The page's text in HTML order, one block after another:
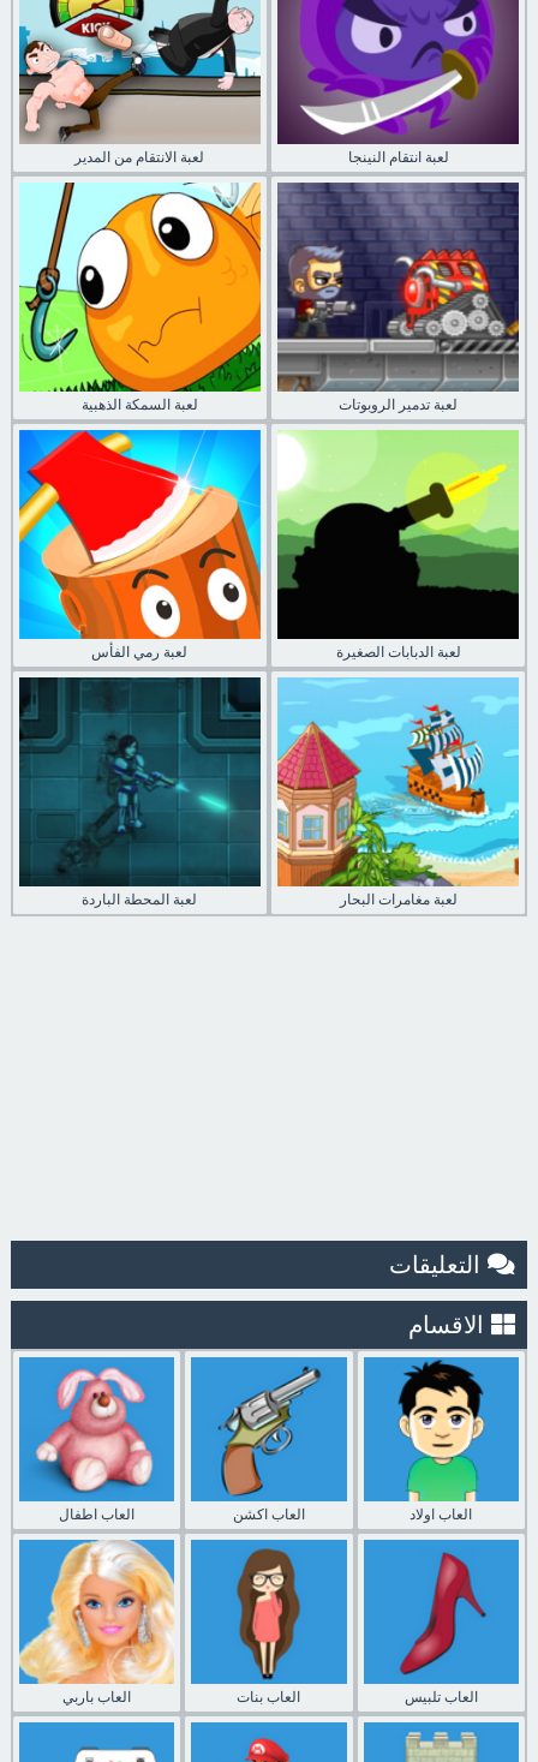
لعبة الانتقام من المدير لعبة انتقام النينجا
لعبة السمكة الذهبية لعبة تدمير الروبوتات
لعبة رمي الفأس لعبة الدبابات الصغيرة
لعبة المحطة الباردة لعبة مغامرات البحار
التعليقات
الاقسام
العاب اطفال العاب اكشن العاب اولاد
العاب باربي العاب بنات العاب تلبيس